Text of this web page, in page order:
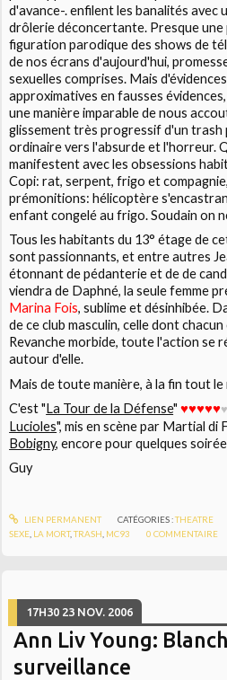
d'avance-. enfilent les banalités avec
drôlerie déconcertante. Presque une
figuration parodique des shows de
de nos écrans d'aujourd'hui,
sexuelles comprises. Mais d'évidences
approximatives en fausses
une manière imparable de nous
glissement très progressif d'un trash
ordinaire vers l'absurde et l'horreur.
manifestent avec les obsessions
Copi: rat, serpent, frigo et
prémonitions: hélicoptère
enfant congelé au frigo. Soudain on
Tous les habitants du 13° étage de
sont passionnants, et entre autres
étonnant de pédanterie et de de
viendra de Daphné, la seule femme
Marina Fois, sublime et désinhibée.
de ce club masculin, celle dont
Revanche morbide, toute l'action se
autour d'elle.
Mais de toute manière, à la fin tout
C'est"La Tour de la Défense" ♥♥♥♥♥♥
Lucioles", mis en scène par Martial di
Bobigny, encore pour quelques
Guy
LIEN PERMANENT CATÉGORIES :THEATRE
SEXE, LA MORT,TRASH, MC93 0 COMMENTAIRE
17H30 23 NOV. 2006
Ann Liv Young:
surveillance